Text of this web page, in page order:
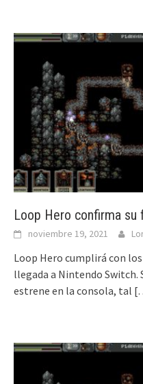
Loop Hero confirma su
noviembre 19, 2021
Loop Hero cumplirá con
llegada a Nintendo Switch.
estrene en la consola, tal